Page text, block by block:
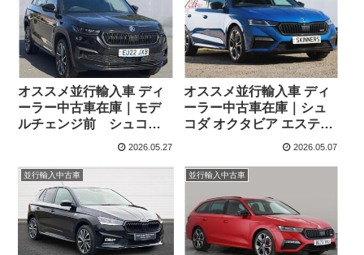
オススメ並行輸入車 ディ
ーラー中古車在庫｜モデ
ルチェンジ前 シュコダ
コディアック 2.0 TDI
乗り 7DSG 右ハンドル
2026.05.27
オススメ並行輸入車 ディ
ーラー中古車在庫｜シュ
コダ オクタビア エステー
ト2.0TSI vRS 7DSG 右ハ
2026.05.07
並行輸入中古車 並行輸入中古車